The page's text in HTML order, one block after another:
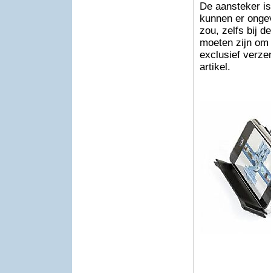
De aansteker
kunnen er
zou, zelfs bij
moeten zijn
exclusief
artikel.